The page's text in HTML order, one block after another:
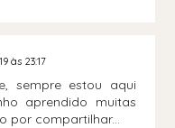
às 23:17
sempre estou aqui
aprendido muitas
por compartilhar...